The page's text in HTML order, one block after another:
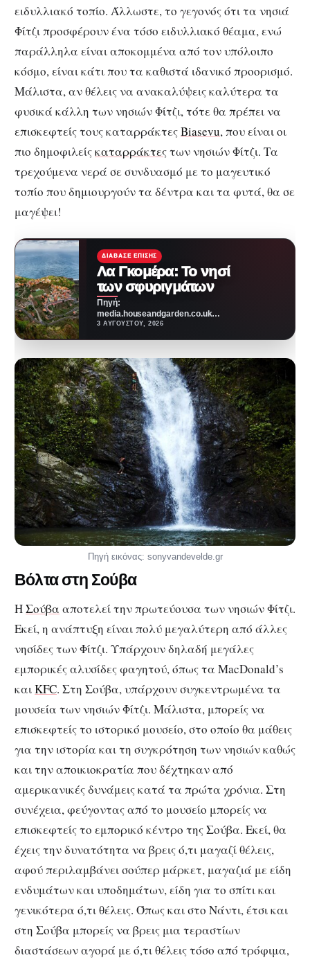
ειδυλλιακό τοπίο. Άλλωστε, το γεγονός ότι τα νησιά
Φίτζι προσφέρουν ένα τόσο ειδυλλιακό θέαμα, ενώ
παράλληλα είναι αποκομμένα από τον υπόλοιπο
κόσμο, είναι κάτι που τα καθιστά ιδανικό προορισμό.
Μάλιστα, αν θέλεις να ανακαλύψεις καλύτερα τα
φυσικά κάλλη των νησιών Φίτζι, τότε θα πρέπει να
επισκεφτείς τους καταρράκτεςBiasevu, που είναι οι
πιο δημοφιλείςκαταρράκτεςτων νησιών Φίτζι. Τα
τρεχούμενα νερά σε συνδυασμό με το μαγευτικό
τοπίο που δημιουργούν τα δέντρα και τα φυτά, θα σε
μαγέψει!
ΔΙΆΒΑΣΕ ΕΠΊΣΗΣ
Λα Γκομέρα: Το νησί
των σφυριγμάτων
Πηγή:
media.houseandgarden.co.ukΜακριά
από τα πολύβουα θέρετρα και τις
Νησιά,…
3 ΑΥΓΟΎΣΤΟΥ, 2026
Πηγή εικόνας: sonyvandevelde.gr
Βόλτα στη Σούβα
ΗΣούβα αποτελεί την πρωτεύουσα των νησιών Φίτζι.
Εκεί, η ανάπτυξη είναι πολύ μεγαλύτερη από άλλες
νησίδες των Φίτζι. Υπάρχουν δηλαδή μεγάλες
εμπορικές αλυσίδες φαγητού, όπως τα MacDonald’s
καιKFC. Στη Σούβα, υπάρχουν συγκεντρωμένα τα
μουσεία των νησιών Φίτζι. Μάλιστα, μπορείς να
επισκεφτείς το ιστορικό μουσείο, στο οποίο θα μάθεις
για την ιστορία και τη συγκρότηση των νησιών καθώς
και την αποικιοκρατία που δέχτηκαν από
αμερικανικές δυνάμεις κατά τα πρώτα χρόνια. Στη
συνέχεια, φεύγοντας από το μουσείο μπορείς να
επισκεφτείς το εμπορικό κέντρο της Σούβα. Εκεί, θα
έχεις την δυνατότητα να βρεις ό,τι μαγαζί θέλεις,
αφού περιλαμβάνει σούπερ μάρκετ, μαγαζιά με είδη
ενδυμάτων και υποδημάτων, είδη για το σπίτι και
γενικότερα ό,τι θέλεις. Όπως και στο Νάντι, έτσι και
στη Σούβα μπορείς να βρεις μια τεραστίων
διαστάσεων αγορά με ό,τι θέλεις τόσο από τρόφιμα,